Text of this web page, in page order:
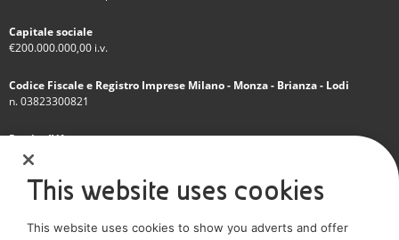
Capitale sociale
€200.000.000,00 i.v.
Codice Fiscale e Registro Imprese Milano - Monza - Brianza - Lodi
n. 03823300821
Partita IVA
IT 01768800748 - R.E.A. Milano n.1351279
Società soggetta all'attività di direzione e coordinamento dell'Eni S.p.A.
Società con unico socio
This website uses cookies
This website uses cookies to show you adverts and offer